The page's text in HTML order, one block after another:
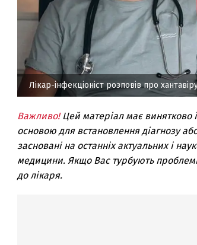
Лікар-інфекціоніст розповів про
Важливо!Цей матеріал має винятково
основою для встановлення діагнозу
засновані на останніх актуальних і
медицини. Якщо Вас турбують
до лікаря.